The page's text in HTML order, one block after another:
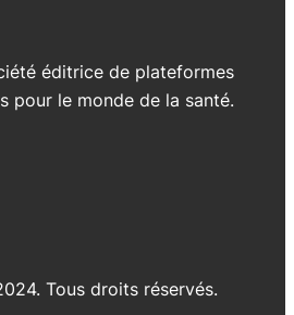
éditrice de plateformes
pour le monde de la santé.
Tous droits réservés.